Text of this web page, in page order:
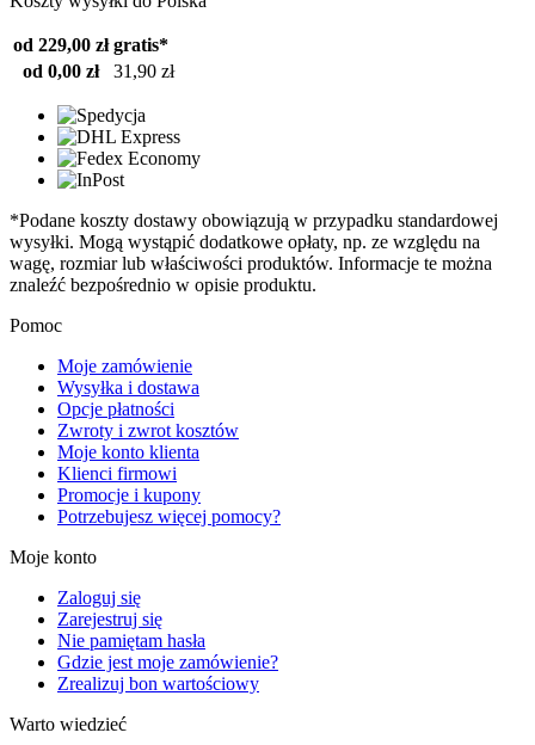
od 229,00 zł gratis*
od 0,00 zł
31,90 zł
*Podane koszty dostawy obowiązują w przypadku standardowej
wysyłki. Mogą wystąpić dodatkowe opłaty, np. ze względu na
wagę, rozmiar lub właściwości produktów. Informacje te można
znaleźć bezpośrednio w opisie produktu.
Pomoc
Moje zamówienie
Wysyłka i dostawa
Opcje płatności
Zwroty i zwrot kosztów
Moje konto klienta
Klienci firmowi
Promocje i kupony
Potrzebujesz więcej pomocy?
Moje konto
Zaloguj się
Zarejestruj się
Nie pamiętam hasła
Gdzie jest moje zamówienie?
Zrealizuj bon wartościowy
Warto wiedzieć